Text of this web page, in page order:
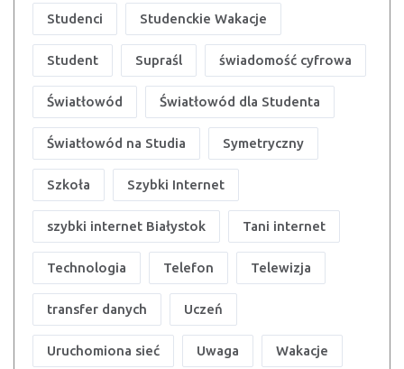
Studenci Studenckie Wakacje
Student Supraśl świadomość cyfrowa
Światłowód Światłowód dla Studenta
Światłowód na Studia Symetryczny
Szkoła Szybki Internet
szybki internet Białystok Tani internet
Technologia Telefon Telewizja
transfer danych Uczeń
Uruchomiona sieć Uwaga Wakacje